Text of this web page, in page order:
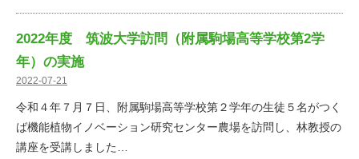
2022年度 筑波大学訪問（附属駒場高等学校第2学
年）の実施
2022-07-21
令和４年７月７日、附属駒場高等学校第２学年の生徒５名がつく
ば機能植物イノベーション研究センター農場を訪問し、林教授の
講座を受講しました…